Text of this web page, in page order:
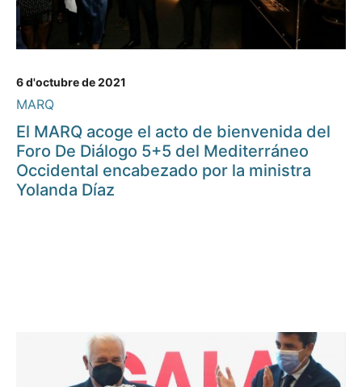
6 d'octubre de 2021
MARQ
El MARQ acoge el acto de bienvenida del
Foro De Diálogo 5+5 del Mediterráneo
Occidental encabezado por la ministra
Yolanda Díaz